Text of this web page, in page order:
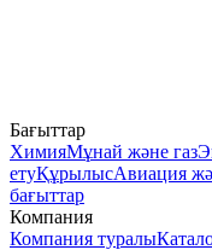
Бағыттар
ХимияМұнай және газ
етуҚұрылысАвиация
бағыттар
Компания
Компания туралы